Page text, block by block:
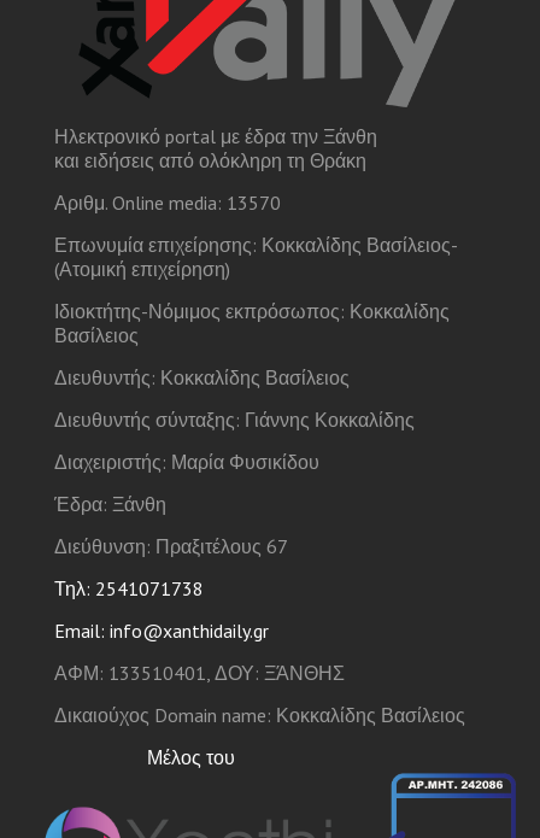
Ηλεκτρονικό portal με έδρα την Ξάνθη
και ειδήσεις από ολόκληρη τη Θράκη
Αριθμ. Online media: 13570
Επωνυμία επιχείρησης: Κοκκαλίδης Βασίλειος-
(Ατομική επιχείρηση)
Ιδιοκτήτης-Νόμιμος εκπρόσωπος: Κοκκαλίδης
Βασίλειος
Διευθυντής: Κοκκαλίδης Βασίλειος
Διευθυντής σύνταξης: Γιάννης Κοκκαλίδης
Διαχειριστής: Μαρία Φυσικίδου
Έδρα: Ξάνθη
Διεύθυνση: Πραξιτέλους 67
Τηλ: 2541071738
Email: info@xanthidaily.gr
ΑΦΜ: 133510401, ΔΟΥ: ΞΆΝΘΗΣ
Δικαιούχος Domain name: Κοκκαλίδης Βασίλειος
Μέλος του